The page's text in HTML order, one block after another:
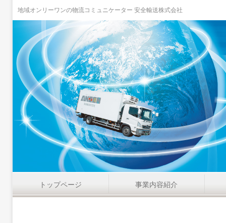
地域オンリーワンの物流コミュニケーター 安全輸送株式会社
トップページ 事業内容紹介